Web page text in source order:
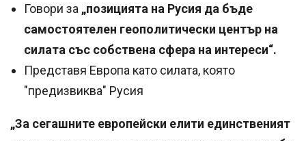
Говори за „позицията на Русия да бъде
самостоятелен геополитически център на
силата със собствена сфера на интереси“.
Представя Европа като силата, която
"предизвиква" Русия
„За сегашните европейски елити единственият